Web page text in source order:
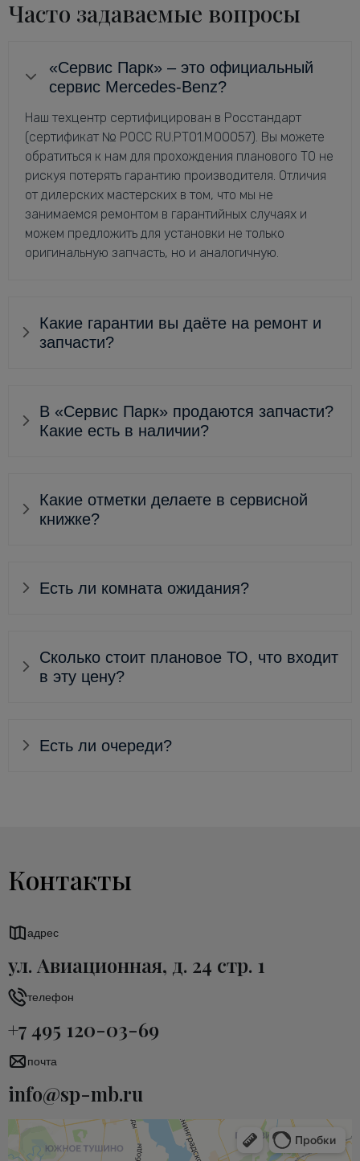
Часто задаваемые вопросы
«Сервис Парк» – это официальный
сервис Mercedes-Benz?
Наш техцентр сертифицирован в Росстандарт
(сертификат № РОСС RU.РТ01.М00057). Вы можете
обратиться к нам для прохождения планового ТО не
рискуя потерять гарантию производителя. Отличия
от дилерских мастерских в том, что мы не
занимаемся ремонтом в гарантийных случаях и
можем предложить для установки не только
оригинальную запчасть, но и аналогичную.
Какие гарантии вы даёте на ремонт и
запчасти?
В «Сервис Парк» продаются запчасти?
Какие есть в наличии?
Какие отметки делаете в сервисной
книжке?
Есть ли комната ожидания?
Сколько стоит плановое ТО, что входит
в эту цену?
Есть ли очереди?
Контакты
адрес
ул. Авиационная, д. 24 стр. 1
телефон
+7 495 120-03-69
почта
info@sp-mb.ru